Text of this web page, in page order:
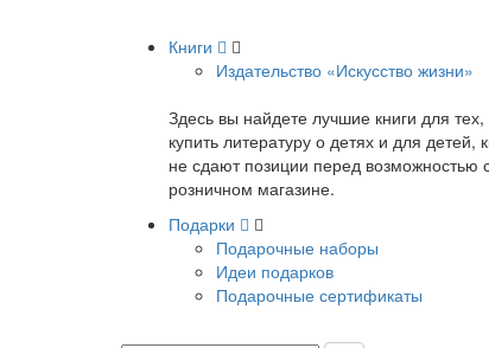
Книги
Издательство «Искусство жизни»
Здесь вы найдете лучшие книги для
купить литературу о детях и для
не сдают позиции перед возможностью
розничном магазине.
Подарки
Подарочные наборы
Идеи подарков
Подарочные сертификаты